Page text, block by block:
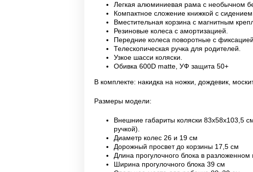
Легкая алюминиевая рама с необычном
Компактное сложение книжкой с сидением
Вместительная корзина с магнитным
Резиновые колеса с амортизацией.
Передние колеса поворотные с
Телескопическая ручка для родителей.
Узкое шасси коляски.
Обивка 600D matte, УФ защита 50+
В комплекте: накидка на ножки, дождевик,
Размеры модели:
Внешние габариты коляски 83х58х103,5
ручкой).
Диаметр колес 26 и 19 см
Дорожный просвет до корзины 17,5 см
Длина прогулочного блока в разложенном
Ширина прогулочного блока 39 см